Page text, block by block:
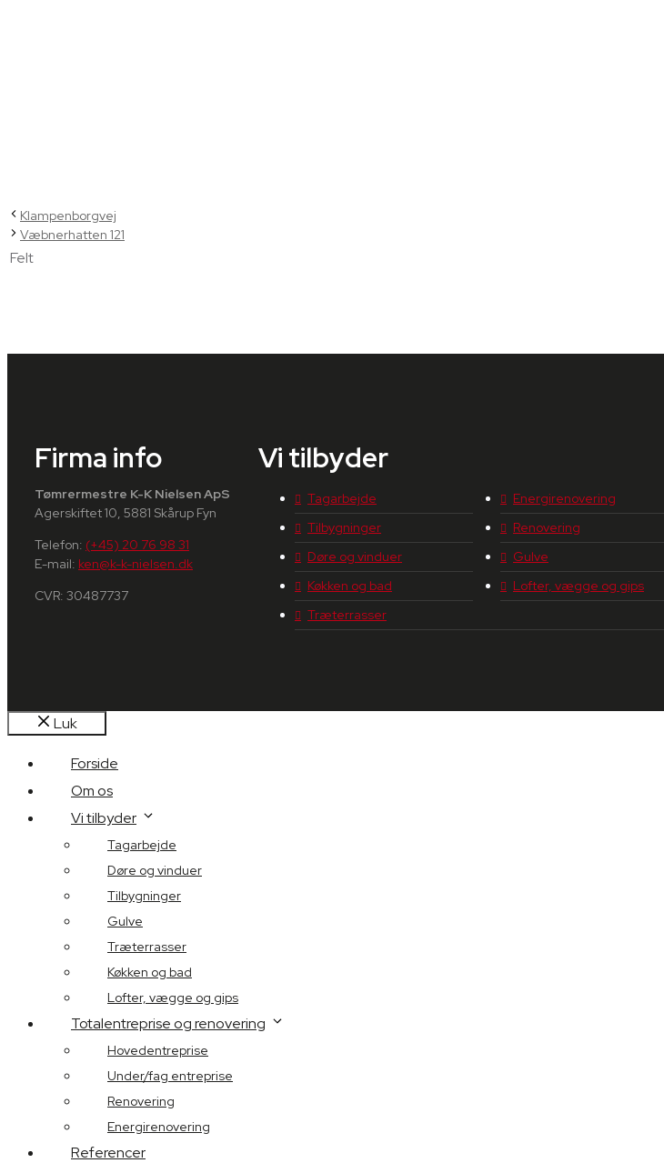
Klampenborgvej
Væbnerhatten 121
Felt
Firma info
Tømrermestre K-K Nielsen ApS
Agerskiftet 10, 5881 Skårup Fyn
Telefon: (+45) 20 76 98 31
E-mail: ken@k-k-nielsen.dk
CVR: 30487737
Vi tilbyder
Tagarbejde
Energirenovering
Tilbygninger
Renovering
Døre og vinduer
Gulve
Køkken og bad
Lofter, vægge og gips
Træterrasser
Luk
Forside
Om os
Vi tilbyder
Tagarbejde
Døre og vinduer
Tilbygninger
Gulve
Træterrasser
Køkken og bad
Lofter, vægge og gips
Totalentreprise og renovering
Hovedentreprise
Under/fag entreprise
Renovering
Energirenovering
Referencer